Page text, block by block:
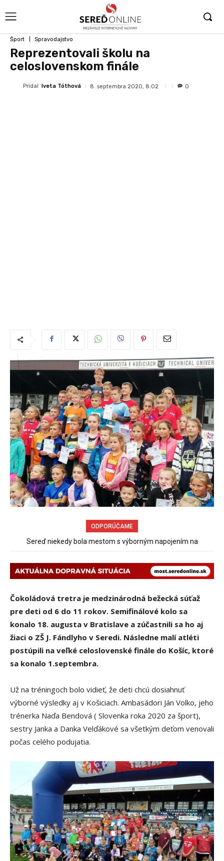
Šport Spravodajstvo
Reprezentovali školu na
celoslovenskom finále
Pridal Iveta Tóthová 8. septembra 2020, 8:02 0
ODPORÚČAME
Obchádzka rozpadajúceho sa už uzatvoreného mosta ponad
Čokoládová tretra je medzinárodná bežecká súťaž
pre deti od 6 do 11 rokov. Semifinálové kolo sa
konalo 18. augusta v Bratislave a zúčastnili sa ho aj
žiaci o ZŠ J. Fándlyho v Seredi. Následne malí atléti
postúpili na veľké celoslovenské finále do Košíc, ktoré
sa konalo 1.septembra.
Už na tréningoch bolo vidieť, že deti chcú dosiahnuť
výborné výsledky aj v Košiciach. Ambasádori Ján Volko, jeho
trénerka Naďa Bendová ( Slovenka roka 2020 za šport),
sestry Janka a Danka Velďákové sa všetkým deťom venovali
počas celého podujatia.